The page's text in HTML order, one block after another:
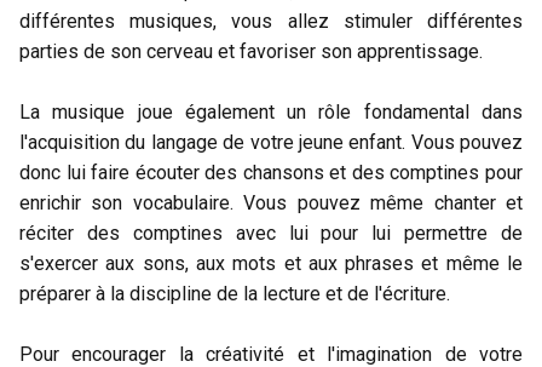
différentes musiques, vous allez stimuler différentes
parties de son cerveau et favoriser son apprentissage.
La musique joue également un rôle fondamental dans
l'acquisition du langage de votre jeune enfant. Vous pouvez
donc lui faire écouter des chansons et des comptines pour
enrichir son vocabulaire. Vous pouvez même chanter et
réciter des comptines avec lui pour lui permettre de
s'exercer aux sons, aux mots et aux phrases et même le
préparer à la discipline de la lecture et de l'écriture.
Pour encourager la créativité et l'imagination de votre